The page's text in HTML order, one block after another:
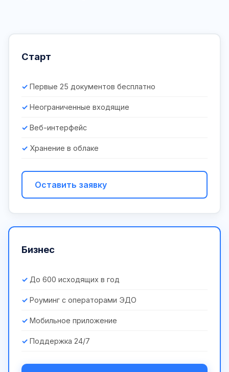
Старт
Первые 25 документов бесплатно
Неограниченные входящие
Веб-интерфейс
Хранение в облаке
Оставить заявку
Бизнес
До 600 исходящих в год
Роуминг с операторами ЭДО
Мобильное приложение
Поддержка 24/7